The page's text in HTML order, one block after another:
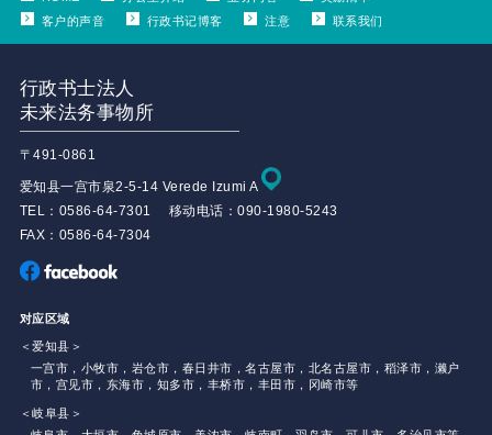
客户的声音
行政书记博客 注意 联系我们
行政书士法人
未来法务事物所
〒491-0861
爱知县一宫市泉2-5-14 Verede Izumi A
TEL：0586-64-7301 移动电话：090-1980-5243
FAX：0586-64-7304
对应区域
＜爱知县＞
一宫市，小牧市，岩仓市，春日井市，名古屋市，北名古屋市，稻泽市，濑户
市，宫见市，东海市，知多市，丰桥市，丰田市，冈崎市等
＜岐阜县＞